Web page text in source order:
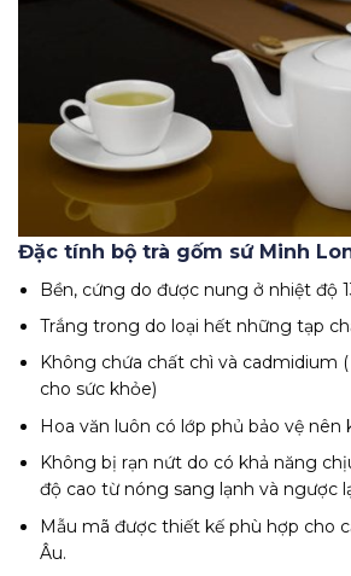
Đặc tính bộ trà gốm sứ Minh
Bền, cứng do được nung ở nhiệt độ
Trắng trong do loại hết những tạp
Không chứa chất chì và cadmidium
cho sức khỏe)
Hoa văn luôn có lớp phủ bảo vệ nên
Không bị rạn nứt do có khả năng
độ cao từ nóng sang lạnh và ngược
Mẫu mã được thiết kế phù hợp cho
Âu.